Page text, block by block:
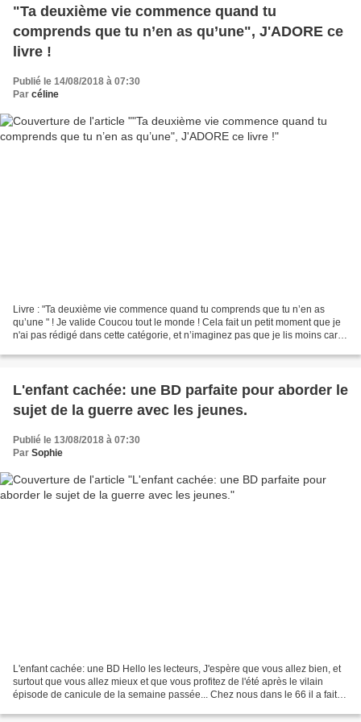
"Ta deuxième vie commence quand tu
comprends que tu n’en as qu’une", J'ADORE ce
livre !
Publié le 14/08/2018 à 07:30
Par céline
Livre : "Ta deuxième vie commence quand tu comprends que tu n’en as
qu’une " ! Je valide Coucou tout le monde ! Cela fait un petit moment que je
n'ai pas rédigé dans cette catégorie, et n’imaginez pas que je lis moins car
L'enfant cachée: une BD parfaite pour aborder le
sujet de la guerre avec les jeunes.
Publié le 13/08/2018 à 07:30
Par Sophie
L'enfant cachée: une BD Hello les lecteurs, J'espère que vous allez bien, et
surtout que vous allez mieux et que vous profitez de l'été après le vilain
épisode de canicule de la semaine passée... Chez nous dans le 66 il a fait